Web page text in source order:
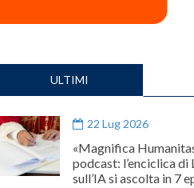
ULTIMI
22 Lug 2026
«Magnifica
podcast: l’enciclica di
sull’IA si ascolta in 7